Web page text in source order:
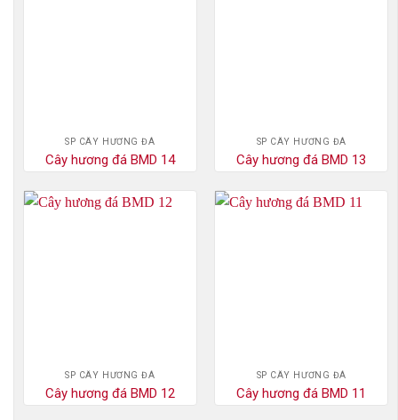
SP CÂY HƯƠNG ĐÁ
Cây hương đá BMD 14
SP CÂY HƯƠNG ĐÁ
Cây hương đá BMD 13
SP CÂY HƯƠNG ĐÁ
Cây hương đá BMD 12
SP CÂY HƯƠNG ĐÁ
Cây hương đá BMD 11